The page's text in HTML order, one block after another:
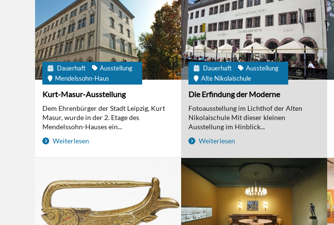
Dauerhaft
Ausstellung
Mendelssohn-Haus
Kurt-Masur-Ausstellung
Dem Ehrenbürger der Stadt Leipzig, Kurt
Masur, wurde in der 2. Etage des
Mendelssohn-Hauses ein...
Weiterlesen
Dauerhaft
Ausstellung
Alte Nikolaischule
Die Erfindung der Moderne
Fotoausstellung im Lichthof der Alten
Nikolaischule Mit dieser kleinen
Ausstellung im Hinblick...
Weiterlesen